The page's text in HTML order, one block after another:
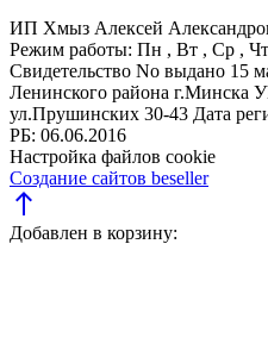
ИП Хмыз Алексей
Режим работы: Пн , Вт , Ср ,
Свидетельство No выдано 15
Ленинского района г.Минска
ул.Прушинских 30-43 Дата
РБ: 06.06.2016
Настройка файлов cookie
Создание сайтов beseller
north
Добавлен в корзину: